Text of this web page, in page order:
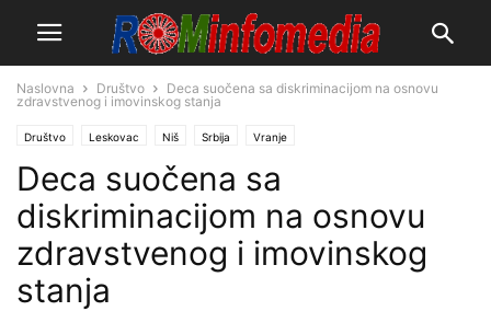
Naslovna Društvo
Deca suočena sa diskriminacijom na osnovu
zdravstvenog i imovinskog stanja
Društvo Leskovac Niš Srbija Vranje
Deca suočena sa
diskriminacijom na osnovu
zdravstvenog i imovinskog
stanja